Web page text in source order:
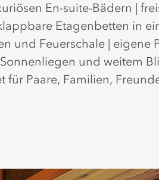
En-suite-Bädern |
Etagenbetten in
und Feuerschale | eigene
und weitem
für Paare, Familien,